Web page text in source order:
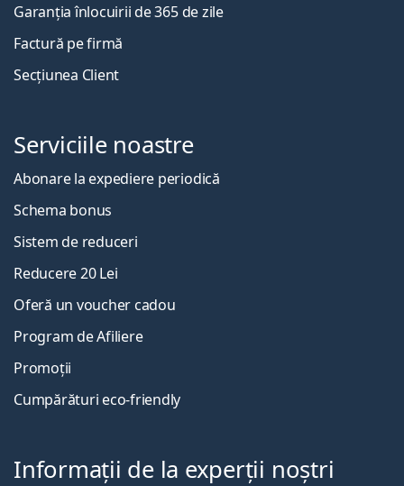
Garanția înlocuirii de 365 de zile
Factură pe firmă
Secțiunea Client
Serviciile noastre
Abonare la expediere periodică
Schema bonus
Sistem de reduceri
Reducere 20 Lei
Oferă un voucher cadou
Program de Afiliere
Promoții
Cumpărături eco-friendly
Informații de la experții noștri